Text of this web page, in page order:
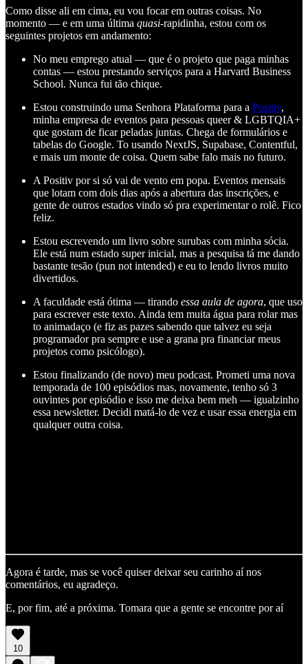
Como disse ali em cima, eu vou focar em outras coisas. No
momento — e em uma última quasi-rapidinha, estou com os
seguintes projetos em andamento:
No meu emprego atual — que é o projeto que paga minhas
contas — estou prestando serviços para a Harvard Business
School. Nunca fui tão chique.
Estou construindo uma Senhora Plataforma para a Positiv,
minha empresa de eventos para pessoas queer & LGBTQIA+
que gostam de ficar peladas juntas. Chega de formulários e
tabelas do Google. To usando NextJS, Supabase, Contentful,
e mais um monte de coisa. Quem sabe falo mais no futuro.
A Positiv por si só vai de vento em popa. Eventos mensais
que lotam com dois dias após a abertura das inscrições, e
gente de outros estados vindo só pra experimentar o rolê. Fico
feliz.
Estou escrevendo um livro sobre surubas com minha sócia.
Ele está num estado super inicial, mas a pesquisa tá me dando
bastante tesão (pun not intended) e eu to lendo livros muito
divertidos.
A faculdade está ótima — tirando essa aula de agora, que uso
para escrever este texto. Ainda tem muita água para rolar mas
to animadaço (e fiz as pazes sabendo que talvez eu seja
programador pra sempre e use a grana pra financiar meus
projetos como psicólogo).
Estou finalizando (de novo) meu podcast. Prometi uma nova
temporada de 100 episódios mas, novamente, tenho só 3
ouvintes por episódio e isso me deixa bem meh — igualzinho
essa newsletter. Decidi matá-lo de vez e usar essa energia em
qualquer outra coisa.
Agora é tarde, mas se você quiser deixar seu carinho aí nos
comentários, eu agradeço.
E, por fim, até a próxima. Tomara que a gente se encontre por aí
10